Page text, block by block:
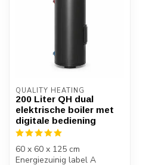
QUALITY HEATING
200 Liter QH dual
elektrische boiler met
digitale bediening
60 x 60 x 125 cm
Energiezuinig label A